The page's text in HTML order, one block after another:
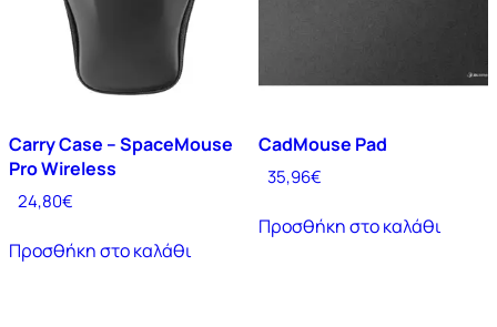
Carry Case – SpaceMouse
Pro Wireless
24,80€
Προσθήκη στο καλάθι
CadMouse Pad
35,96€
Προσθήκη στο καλάθι